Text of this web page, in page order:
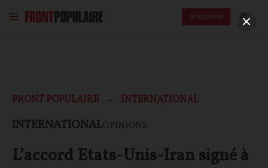
S'abonner
FRONT POPULAIRE INTERNATIONAL
INTERNATIONALOPINIONS
L’accord Etats-Unis-Iran signé à